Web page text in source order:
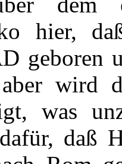
hier,
geboren
wird
was
daß